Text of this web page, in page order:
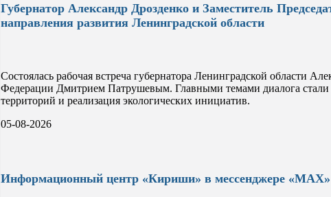
Губернатор Александр Дрозденко и Заместитель
направления развития Ленинградской области
Состоялась рабочая встреча губернатора Ленинградской области
Федерации Дмитрием Патрушевым. Главными темами диалога стали
территорий и реализация экологических инициатив.
05-08-2026
Информационный центр «Кириши» в мессенджере «MAX»